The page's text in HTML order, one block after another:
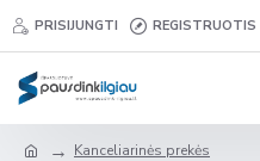
PRISIJUNGTI REGISTRUOTIS
Kanceliarinės prekės